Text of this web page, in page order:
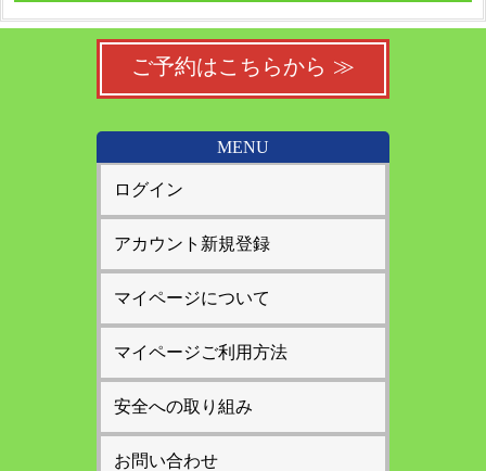
ご予約はこちらから ≫
MENU
ログイン
アカウント新規登録
マイページについて
マイページご利用方法
安全への取り組み
お問い合わせ